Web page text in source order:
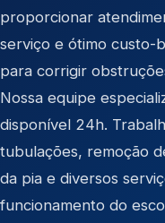
proporcionar
serviço e ótimo custo-
para corrigir
Nossa equipe
disponível 24h.
tubulações, remoção
da pia e diversos
funcionamento do